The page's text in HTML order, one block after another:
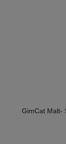
GimCat Malt-